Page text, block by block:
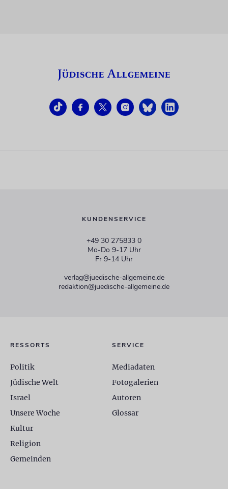
KUNDENSERVICE
+49 30 275833 0
Mo-Do 9-17 Uhr
Fr 9-14 Uhr
verlag@juedische-allgemeine.de
redaktion@juedische-allgemeine.de
RESSORTS
Politik
Jüdische Welt
Israel
Unsere Woche
Kultur
Religion
Gemeinden
SERVICE
Mediadaten
Fotogalerien
Autoren
Glossar